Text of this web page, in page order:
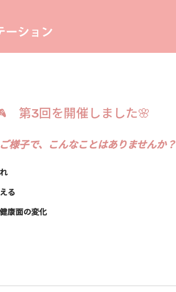
第3回を開催しました🌸
様子で、 こんなことはありませんか？
る
康面の変化